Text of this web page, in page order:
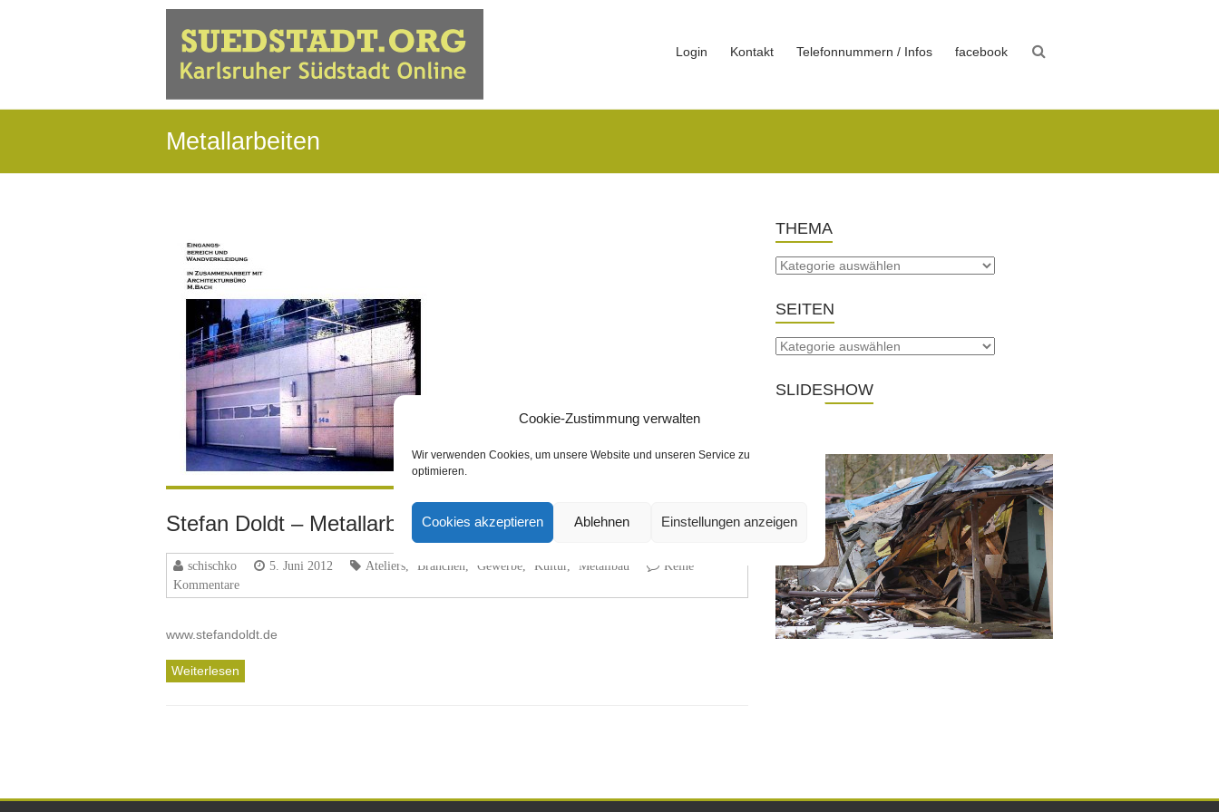
Cookie-Zustimmung verwalten
Wir verwenden Cookies, um unsere Website und unseren Service zu
optimieren.
Cookies akzeptieren Ablehnen Einstellungen anzeigen
Login Kontakt Telefonnummern / Infos facebook
Metallarbeiten
Stefan Doldt – Metallarbeiten
schischko 5. Juni 2012 Ateliers Branchen Gewerbe Kultur Metallbau
Keine
Kommentare
www.stefandoldt.de
Weiterlesen
THEMA
SEITEN
SLIDESHOW